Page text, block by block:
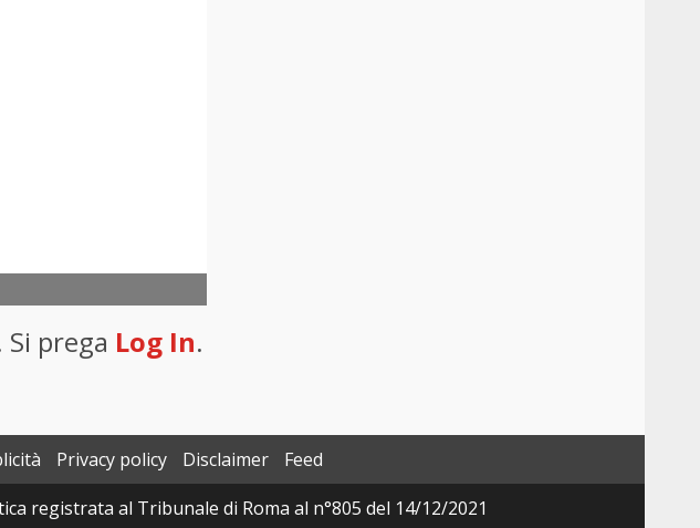
prega Log In.
Privacy policy Disclaimer
Feed
registrata al Tribunale di Roma al n°805 del 14/12/2021